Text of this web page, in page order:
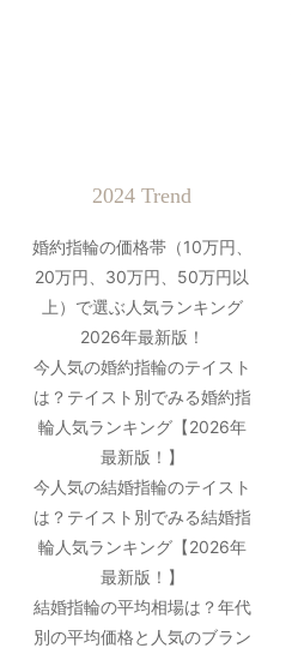
2024 Trend
婚約指輪の価格帯（10万円、
20万円、30万円、50万円以
上）で選ぶ人気ランキング
2026年最新版！
今人気の婚約指輪のテイスト
は？テイスト別でみる婚約指
輪人気ランキング【2026年
最新版！】
今人気の結婚指輪のテイスト
は？テイスト別でみる結婚指
輪人気ランキング【2026年
最新版！】
結婚指輪の平均相場は？年代
別の平均価格と人気のブラン